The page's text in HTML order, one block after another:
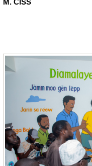
M. CISS